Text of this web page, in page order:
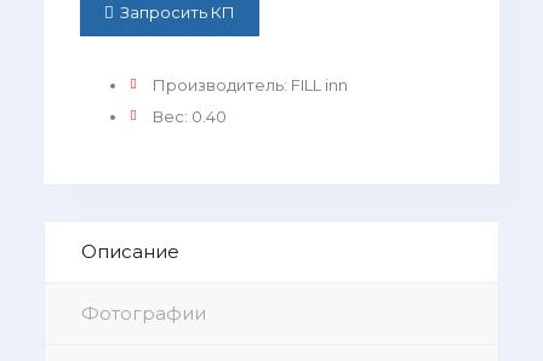
Запросить КП
Производитель: FILL inn
Вес: 0.40
Описание
Фотографии